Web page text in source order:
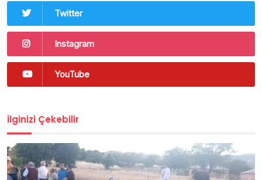
Twitter
Instagram
YouTube
İlginizi Çekebilir